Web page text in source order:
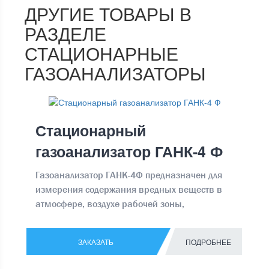
ДРУГИЕ ТОВАРЫ В
РАЗДЕЛЕ
СТАЦИОНАРНЫЕ
ГАЗОАНАЛИЗАТОРЫ
Стационарный
газоанализатор ГАНК-4 Ф
Газоанализатор ГАНК-4Ф предназначен для
измерения содержания вредных веществ в
атмосфере, воздухе рабочей зоны,
непрерывные прямые замеры воздуха,
вычисляет средний параметр за
ЗАКАЗАТЬ ПОДРОБНЕЕ